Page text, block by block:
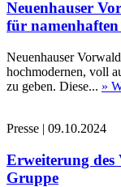
Neuenhauser
für
Neuenhauser
hochmodernen, voll
zu geben. Diese... »
Presse | 09.10.2024
Erweiterung des
Gruppe